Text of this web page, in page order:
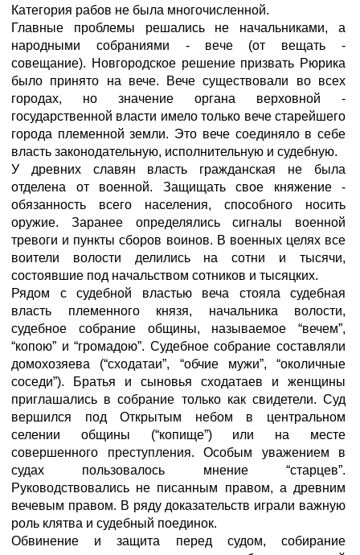
Категория рабов не была многочисленной.
Главные проблемы решались не начальниками, а
народными собраниями - вече (от вещать -
совещание). Новгородское решение призвать Рюрика
было принято на вече. Вече существовали во всех
городах, но значение органа верховной -
государственной власти имело только вече старейшего
города племенной земли. Это вече соединяло в себе
власть законодательную, исполнительную и судебную.
У древних славян власть гражданская не была
отделена от военной. Защищать свое княжение -
обязанность всего населения, способного носить
оружие. Заранее определялись сигналы военной
тревоги и пункты сборов воинов. В военных целях все
воители волости делились на сотни и тысячи,
состоявшие под начальством сотников и тысяцких.
Рядом с судебной властью веча стояла судебная
власть племенного князя, начальника волости,
судебное собрание общины, называемое “вечем”,
“копою” и “громадою”. Судебное собрание составляли
домохозяева (“сходатаи”, “обчие мужи”, “околичные
соседи”). Братья и сыновья сходатаев и женщины
приглашались в собрание только как свидетели. Суд
вершился под Открытым небом в центральном
селении общины (“копище”) или на месте
совершенного преступления. Особым уважением в
судах пользовалось мнение “старцев”.
Руководствовались не писанным правом, а древним
вечевым правом. В ряду доказательств играли важную
роль клятва и судебный поединок.
Обвинение и защита перед судом, собирание